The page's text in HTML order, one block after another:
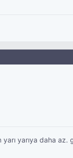
yarı yarıya daha